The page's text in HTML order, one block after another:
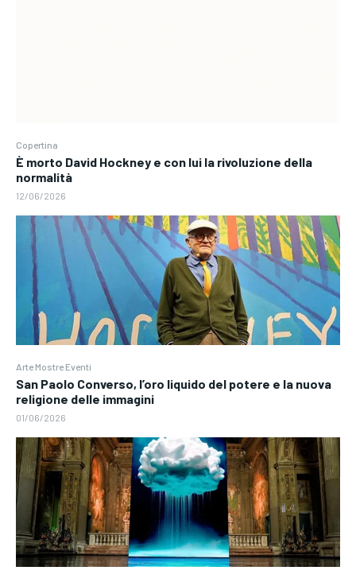
Copertina
È morto David Hockney e con lui la rivoluzione della
normalità
12/06/2026
Arte Mostre Eventi
San Paolo Converso, l’oro liquido del potere e la nuova
religione delle immagini
01/06/2026